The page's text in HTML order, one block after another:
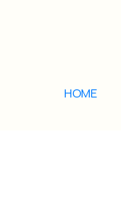
HOME